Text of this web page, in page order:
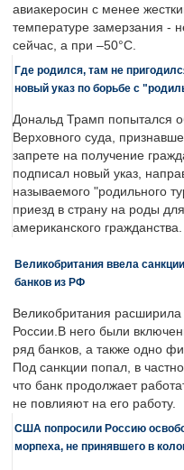
авиакеросин с менее
температуре замерзания -
сейчас, а при –50°C.
Где родился, там не
новый указ по борьбе с
Дональд Трамп попытался
Верховного суда,
запрете на получение
подписал новый указ,
называемого "родильного
приезд в страну на роды
американского гражданства.
Великобритания ввела
банков из РФ
Великобритания
России.В него были
ряд банков, а также одно
Под санкции попал, в
что банк продолжает
не повлияют на его работу.
США попросили Россию
морпеха, не принявшего в